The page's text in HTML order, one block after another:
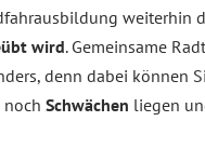
weiterhin
wird. Gemeinsame
denn dabei können
Schwächen liegen